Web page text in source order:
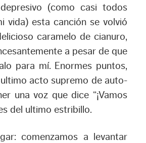
(como casi todos
vida) esta canción se volvió
caramelo de cianuro,
a pesar de que
para mí. Enormes puntos,
acto supremo de auto-
una voz que dice “¡Vamos
del ultimo estribillo.
comenzamos a levantar